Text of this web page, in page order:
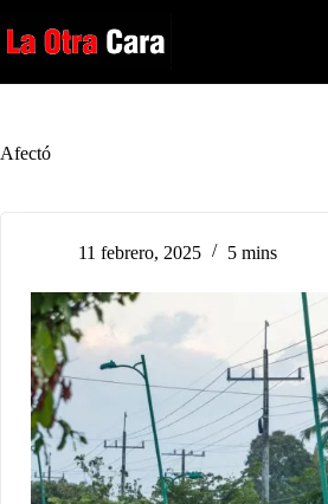
al
contenido
Afectó
11 febrero, 2025 5 mins